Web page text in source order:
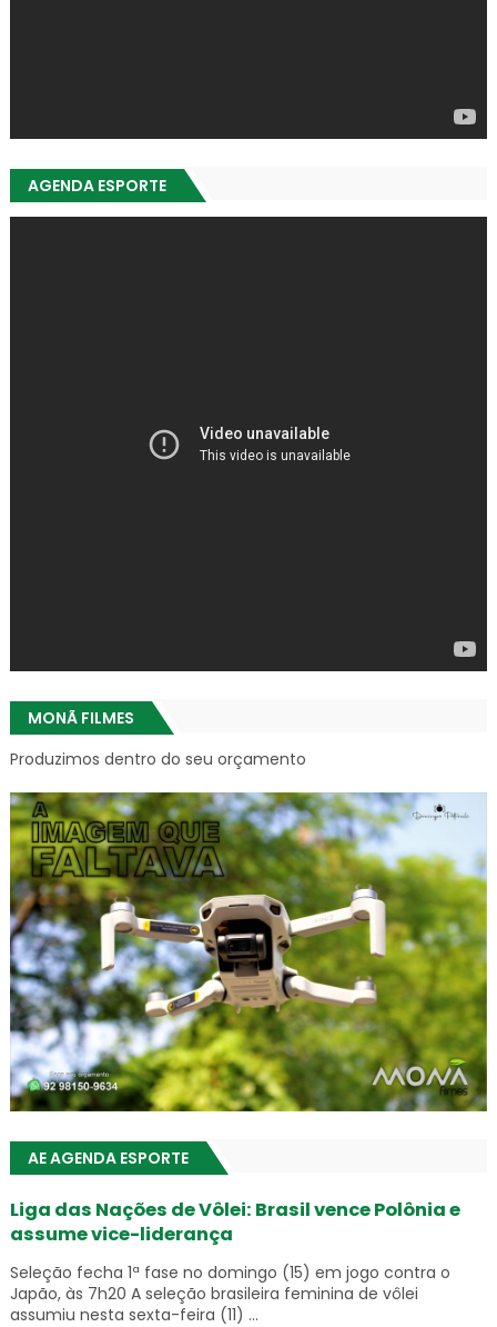
AGENDA ESPORTE
MONÃ FILMES
Produzimos dentro do seu orçamento
AE AGENDA ESPORTE
Liga das Nações de Vôlei: Brasil vence Polônia e
assume vice-liderança
Seleção fecha 1ª fase no domingo (15) em jogo contra o
Japão, às 7h20 A seleção brasileira feminina de vôlei
assumiu nesta sexta-feira (11) ...